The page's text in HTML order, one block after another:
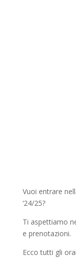
Vuoi entrare
‘24/25?
Ti aspettiamo
e prenotazioni.
Ecco tutti gli